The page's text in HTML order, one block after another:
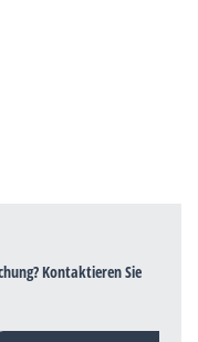
Kontaktieren Sie